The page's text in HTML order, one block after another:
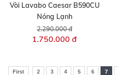
Vòi Lavabo Caesar B590CU
Nóng Lạnh
2.290.000 đ
1.750.000 đ
First 2 3 4 5 6 7